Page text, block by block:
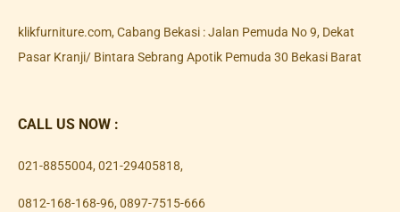
klikfurniture.com, Cabang Bekasi : Jalan Pemuda No 9, Dekat
Pasar Kranji/ Bintara Sebrang Apotik Pemuda 30 Bekasi Barat
CALL US NOW :
021-8855004, 021-29405818,
0812-168-168-96, 0897-7515-666